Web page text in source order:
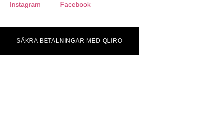
Instagram Facebook
SÄKRA BETALNINGAR MED QLIRO